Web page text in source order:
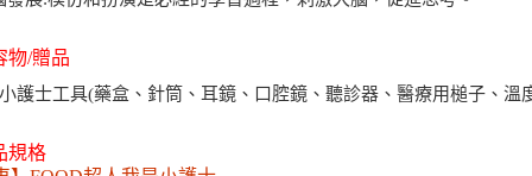
物/贈品
護士工具(藥盒、針筒、耳鏡、口腔鏡、聽診器、醫療用槌子、溫
規格